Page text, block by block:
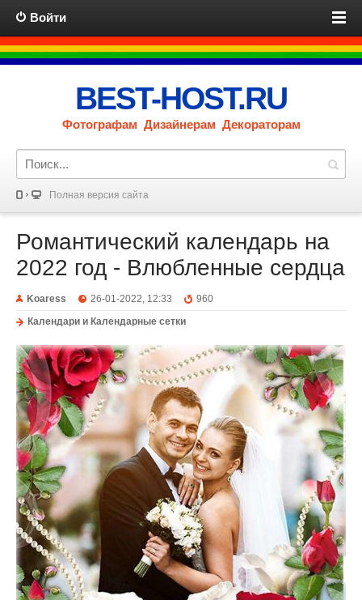
Войти
BEST-HOST.RU
Фотографам Дизайнерам Декораторам
Полная версия сайта
Романтический календарь на
2022 год - Влюбленные сердца
Koaress 26-01-2022, 12:33
960
Календари и Календарные сетки